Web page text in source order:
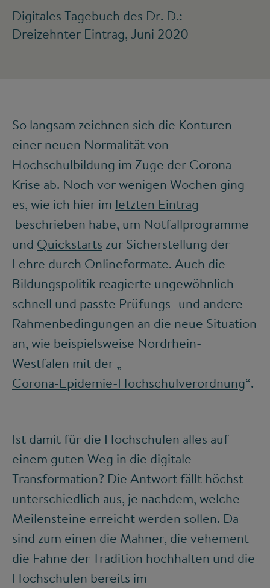
Digitales Tagebuch des Dr. D.:
Dreizehnter Eintrag, Juni 2020
So langsam zeichnen sich die Konturen
einer neuen Normalität von
Hochschulbildung im Zuge der Corona-
Krise ab. Noch vor wenigen Wochen ging
es, wie ich hier im letzten Eintrag
beschrieben habe, um Notfallprogramme
und Quickstarts zur Sicherstellung der
Lehre durch Onlineformate. Auch die
Bildungspolitik reagierte ungewöhnlich
schnell und passte Prüfungs- und andere
Rahmenbedingungen an die neue Situation
an, wie beispielsweise Nordrhein-
Westfalen mit der „
Corona-Epidemie-Hochschulverordnung“.
Ist damit für die Hochschulen alles auf
einem guten Weg in die digitale
Transformation? Die Antwort fällt höchst
unterschiedlich aus, je nachdem, welche
Meilensteine erreicht werden sollen. Da
sind zum einen die Mahner, die vehement
die Fahne der Tradition hochhalten und die
Hochschulen bereits im